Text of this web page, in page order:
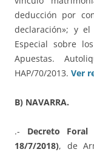
deducción por
declaración»; y el
Especial sobre
Apuestas.
HAP/70/2013. Ver
B) NAVARRA.
.- Decreto Foral
18/7/2018), de